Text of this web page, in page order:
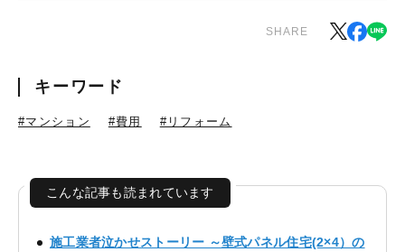
SHARE
キーワード
#マンション #費用 #リフォーム
こんな記事も読まれています
施工業者泣かせストーリー ～壁式パネル住宅(2×4）の